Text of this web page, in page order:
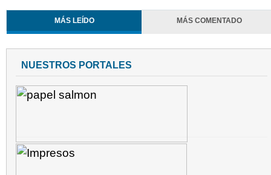
MÁS LEÍDO MÁS COMENTADO
NUESTROS PORTALES